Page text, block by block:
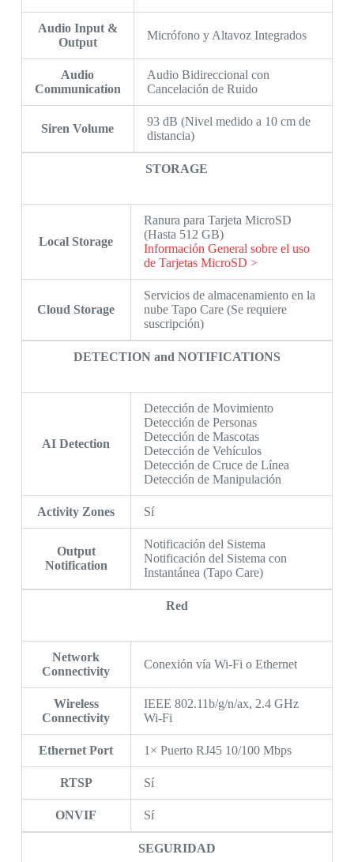
Audio Input &
Output
Micrófono y Altavoz Integrados
Audio
Communication
Audio Bidireccional con
Cancelación de Ruido
Siren Volume
93 dB (Nivel medido a 10 cm de
distancia)
STORAGE
Local Storage
Ranura para Tarjeta MicroSD
(Hasta 512 GB)
Información General sobre el uso
de Tarjetas MicroSD >
Cloud Storage
Servicios de almacenamiento en la
nube Tapo Care (Se requiere
suscripción)
DETECTION and NOTIFICATIONS
AI Detection
Detección de Movimiento
Detección de Personas
Detección de Mascotas
Detección de Vehículos
Detección de Cruce de Línea
Detección de Manipulación
Activity Zones Sí
Output
Notification
Notificación del Sistema
Notificación del Sistema con
Instantánea (Tapo Care)
Red
Network
Connectivity
Conexión vía Wi-Fi o Ethernet
Wireless
Connectivity
IEEE 802.11b/g/n/ax, 2.4 GHz
Wi-Fi
Ethernet Port 1× Puerto RJ45 10/100 Mbps
RTSP Sí
ONVIF Sí
SEGURIDAD